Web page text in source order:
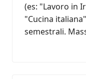
(es: "Lavoro in
"Cucina
semestrali.